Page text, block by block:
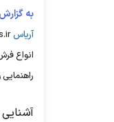
به
آریاس
انواع